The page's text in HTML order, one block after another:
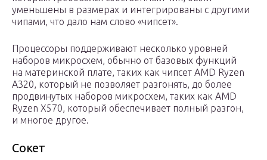
уменьшены в размерах и интегрированы с другими
чипами, что дало нам слово «чипсет».
Процессоры поддерживают несколько уровней
наборов микросхем, обычно от базовых функций
на материнской плате, таких как чипсет AMD Ryzen
A320, который не позволяет разгонять, до более
продвинутых наборов микросхем, таких как AMD
Ryzen X570, который обеспечивает полный разгон,
и многое другое.
Сокет